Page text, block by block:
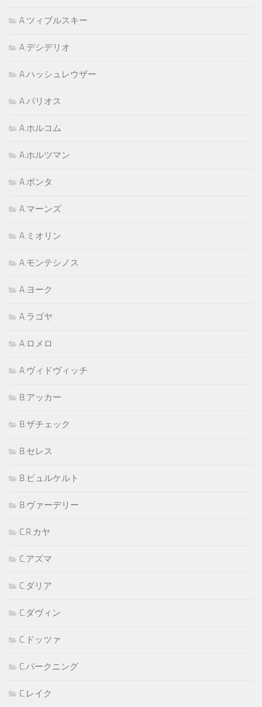
A.ツィブルスキー
A.デシデリオ
A.ハッシュレウザー
A.バリオス
A.ホルコム
A.ホルツマン
A.ボンタ
A.マーンズ
A.ミオリン
A.モンテシノス
A.ヨーク
A.ラゴヤ
A.ロメロ
A.ヴィドヴィッチ
B.アッカー
B.ザチェック
B.セレス
B.ビュルケルト
B.ヴァーデリー
C.R.カヤ
C.アズマ
C.ダリア
C.ダヴィン
C.ドッツァ
C.パークニング
C.レイク